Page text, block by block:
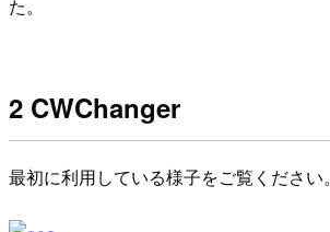
た。
2 CWChanger
最初に利用している様子をご覧ください。